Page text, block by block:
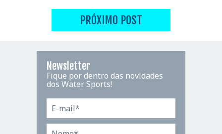
PRÓXIMO POST
Newsletter
Fique por dentro das novidades
dos Water Sports!